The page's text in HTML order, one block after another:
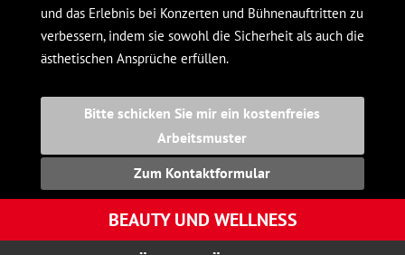
und das Erlebnis bei Konzerten und Bühnenauftritten zu
verbessern, indem sie sowohl die Sicherheit als auch die
ästhetischen Ansprüche erfüllen.
Bitte schicken Sie mir ein kostenfreies
Arbeitsmuster
Zum Kontaktformular
BEAUTY UND WELLNESS